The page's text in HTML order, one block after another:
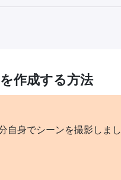
作成する方法
自身でシーンを撮影しまし